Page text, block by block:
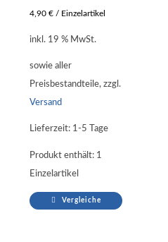
4,90€ / Einzelartikel
inkl. 19 % MwSt.
sowie aller
Preisbestandteile, zzgl.
Versand
Lieferzeit: 1-5 Tage
Produkt enthält: 1
Einzelartikel
Vergleiche